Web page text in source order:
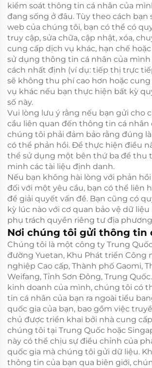
kiểm soát thông tin cá nhân của
đang sống ở đâu. Tùy theo cách bạn
web của chúng tôi, bạn có thể có
truy cập, sửa chữa, cập nhật, xóa,
cung cấp dịch vụ khác, hạn chế
sử dụng thông tin cá nhân của
cách nhất định (ví dụ: tiếp thị trực
sẽ không thu phí cao hơn hoặc
vụ khác nếu bạn thực hiện bất kỳ
số này.
Vui lòng lưu ý rằng nếu bạn gửi cho
cầu liên quan đến thông tin cá nhân
chúng tôi phải đảm bảo rằng đúng
có thể phản hồi. Để thực hiện điều
thể sử dụng một bên thứ ba để thu
minh các tài liệu định danh.
Nếu bạn không hài lòng với phản
đối với một yêu cầu, bạn có thể liên
để giải quyết vấn đề. Bạn cũng có
kỳ lúc nào với cơ quan bảo vệ dữ liệu
phụ trách quyền riêng tư địa
Nơi chúng tôi gửi thông tin
Chúng tôi là một công ty Trung Quốc
đường Yuetan, Khu Phát triển Công
nghiệp Cao cấp, Thành phố Gaomi,
Weifang, Tỉnh Sơn Đông, Trung
kinh doanh của mình, chúng tôi có
tin cá nhân của bạn ra ngoài tiểu
quốc gia của bạn, bao gồm việc
chủ được triển khai bởi nhà cung
chúng tôi tại Trung Quốc hoặc
này có thể chịu sự điều chỉnh của
quốc gia mà chúng tôi gửi dữ liệu.
thông tin của bạn qua biên giới,